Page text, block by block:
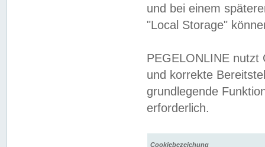
und bei einem
"Local Storage"
PEGELONLINE nutzt
und korrekte
grundlegende
erforderlich.
Cookiebezeichung